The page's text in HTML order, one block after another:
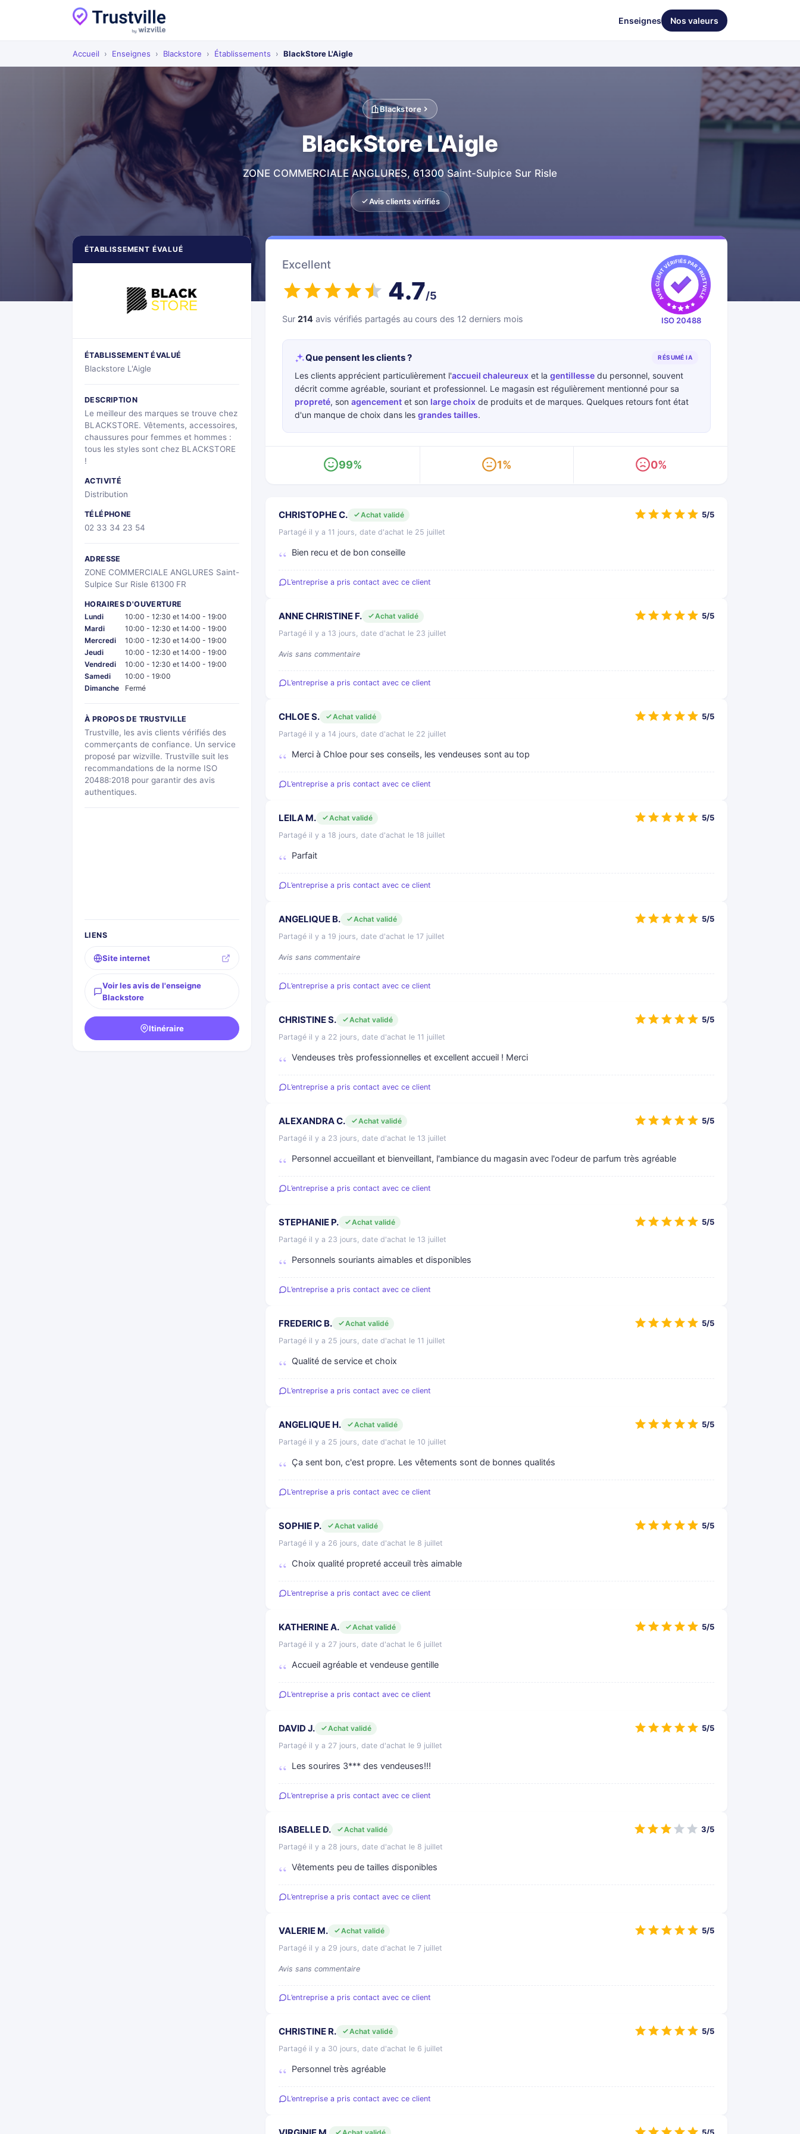
Enseignes Nos valeurs
Accueil › Enseignes › Blackstore › Établissements › BlackStore L'Aigle
Blackstore
BlackStore L'Aigle
ZONE COMMERCIALE ANGLURES, 61300 Saint-Sulpice Sur Risle
Avis clients vérifiés
ÉTABLISSEMENT ÉVALUÉ
ÉTABLISSEMENT ÉVALUÉ
Blackstore L'Aigle
DESCRIPTION
Le meilleur des marques se trouve chez
BLACKSTORE. Vêtements, accessoires,
chaussures pour femmes et hommes :
tous les styles sont chez BLACKSTORE
!
ACTIVITÉ
Distribution
TÉLÉPHONE
02 33 34 23 54
ADRESSE
ZONE COMMERCIALE ANGLURES Saint-
Sulpice Sur Risle 61300 FR
HORAIRES D'OUVERTURE
Lundi
10:00 - 12:30 et 14:00 - 19:00
Mardi
10:00 - 12:30 et 14:00 - 19:00
Mercredi
10:00 - 12:30 et 14:00 - 19:00
Jeudi
10:00 - 12:30 et 14:00 - 19:00
Vendredi
10:00 - 12:30 et 14:00 - 19:00
Samedi
10:00 - 19:00
Dimanche
Fermé
À PROPOS DE TRUSTVILLE
Trustville, les avis clients vérifiés des
commerçants de confiance. Un service
proposé par wizville. Trustville suit les
recommandations de la norme ISO
20488:2018 pour garantir des avis
authentiques.
LIENS
Site internet
Voir les avis de l'enseigne
Blackstore
Itinéraire
Excellent
4.7/5
Sur 214 avis vérifiés partagés au cours des 12 derniers mois ISO 20488
Que pensent les clients ? RÉSUMÉ IA
Les clients apprécient particulièrement l'accueil chaleureux et la gentillesse du personnel, souvent
décrit comme agréable, souriant et professionnel. Le magasin est régulièrement mentionné pour sa
propreté, son agencement et son large choix de produits et de marques. Quelques retours font état
d'un manque de choix dans les grandes tailles.
99% 1% 0%
CHRISTOPHE C.
Achat validé
Partagé il y a 11 jours, date d'achat le 25 juillet
Bien recu et de bon conseille
5/5
L’entreprise a pris contact avec ce client
ANNE CHRISTINE F.
Achat validé
Partagé il y a 13 jours, date d'achat le 23 juillet
Avis sans commentaire
5/5
L’entreprise a pris contact avec ce client
CHLOE S.
Achat validé
Partagé il y a 14 jours, date d'achat le 22 juillet
Merci à Chloe pour ses conseils, les vendeuses sont au top
5/5
L’entreprise a pris contact avec ce client
LEILA M.
Achat validé
Partagé il y a 18 jours, date d'achat le 18 juillet
Parfait
5/5
L’entreprise a pris contact avec ce client
ANGELIQUE B.
Achat validé
Partagé il y a 19 jours, date d'achat le 17 juillet
Avis sans commentaire
5/5
L’entreprise a pris contact avec ce client
CHRISTINE S.
Achat validé
Partagé il y a 22 jours, date d'achat le 11 juillet
Vendeuses très professionnelles et excellent accueil ! Merci
5/5
L’entreprise a pris contact avec ce client
ALEXANDRA C.
Achat validé
Partagé il y a 23 jours, date d'achat le 13 juillet
Personnel accueillant et bienveillant, l'ambiance du magasin avec l'odeur de parfum très agréable
5/5
L’entreprise a pris contact avec ce client
STEPHANIE P.
Achat validé
Partagé il y a 23 jours, date d'achat le 13 juillet
Personnels souriants aimables et disponibles
5/5
L’entreprise a pris contact avec ce client
FREDERIC B.
Achat validé
Partagé il y a 25 jours, date d'achat le 11 juillet
Qualité de service et choix
5/5
L’entreprise a pris contact avec ce client
ANGELIQUE H.
Achat validé
Partagé il y a 25 jours, date d'achat le 10 juillet
Ça sent bon, c'est propre. Les vêtements sont de bonnes qualités
5/5
L’entreprise a pris contact avec ce client
SOPHIE P.
Achat validé
Partagé il y a 26 jours, date d'achat le 8 juillet
Choix qualité propreté acceuil très aimable
5/5
L’entreprise a pris contact avec ce client
KATHERINE A.
Achat validé
Partagé il y a 27 jours, date d'achat le 6 juillet
Accueil agréable et vendeuse gentille
5/5
L’entreprise a pris contact avec ce client
DAVID J.
Achat validé
Partagé il y a 27 jours, date d'achat le 9 juillet
Les sourires 3*** des vendeuses!!!
5/5
L’entreprise a pris contact avec ce client
ISABELLE D.
Achat validé
Partagé il y a 28 jours, date d'achat le 8 juillet
Vêtements peu de tailles disponibles
3/5
L’entreprise a pris contact avec ce client
VALERIE M.
Achat validé
Partagé il y a 29 jours, date d'achat le 7 juillet
Avis sans commentaire
5/5
L’entreprise a pris contact avec ce client
CHRISTINE R.
Achat validé
Partagé il y a 30 jours, date d'achat le 6 juillet
Personnel très agréable
5/5
L’entreprise a pris contact avec ce client
Achat validé